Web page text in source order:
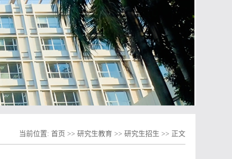
当前位置: 首页 >> 研究生教育 >> 研究生招生 >> 正文